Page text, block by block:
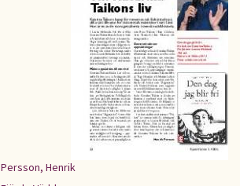
Persson, Henrik